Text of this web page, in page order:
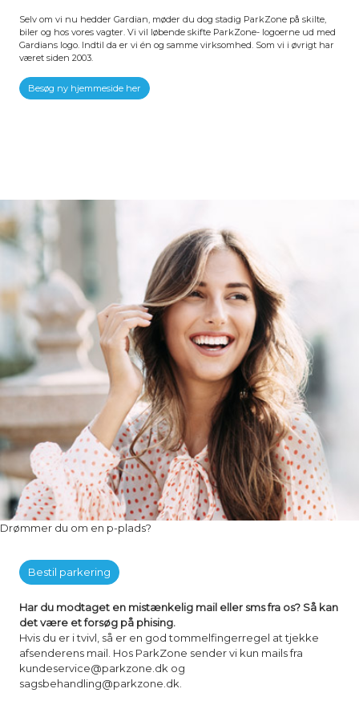
Selv om vi nu hedder Gardian, møder du dog stadig ParkZone på skilte,
biler og hos vores vagter. Vi vil løbende skifte ParkZone- logoerne ud med
Gardians logo. Indtil da er vi én og samme virksomhed. Som vi i øvrigt har
været siden 2003.
Besøg ny hjemmeside her
Drømmer du om en p-plads?
Bestil parkering
Har du modtaget en mistænkelig mail eller sms fra os? Så kan
det være et forsøg på phising.
Hvis du er i tvivl, så er en god tommelfingerregel at tjekke
afsenderens mail. Hos ParkZone sender vi kun mails fra
kundeservice@parkzone.dk og
sagsbehandling@parkzone.dk.